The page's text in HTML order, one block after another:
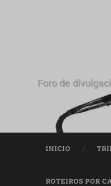
Foro de
INICIO
ROTEIROS POR